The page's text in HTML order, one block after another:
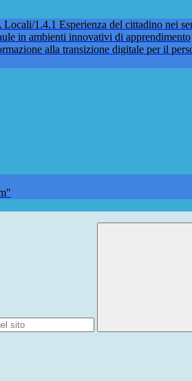
1.4.1 Esperienza del cittadino nei
in ambienti innovativi di apprendimento
alla transizione digitale per il